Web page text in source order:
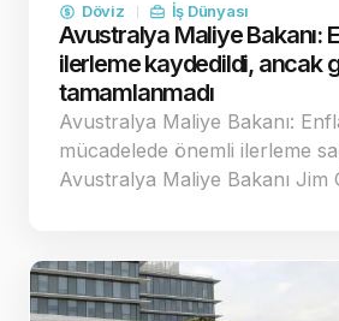
Döviz İş Dünyası
Avustralya Maliye Bakanı:
ilerleme kaydedildi, ancak
tamamlanmadı
Avustralya Maliye Bakanı:
mücadelede önemli ilerleme
Avustralya Maliye Bakanı Jim